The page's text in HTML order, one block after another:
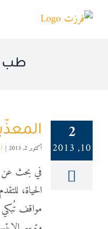
Skip
طب
2
10, 2013 أكتوبر 2, 2013 |
في بحث عن
الحياة،
مواقف